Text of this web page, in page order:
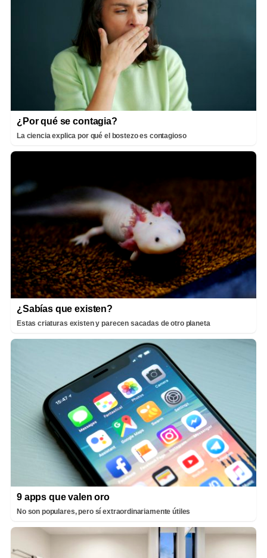
¿Por qué se contagia?
La ciencia explica por qué el bostezo es contagioso
¿Sabías que existen?
Estas criaturas existen y parecen sacadas de otro planeta
9 apps que valen oro
No son populares, pero sí extraordinariamente útiles